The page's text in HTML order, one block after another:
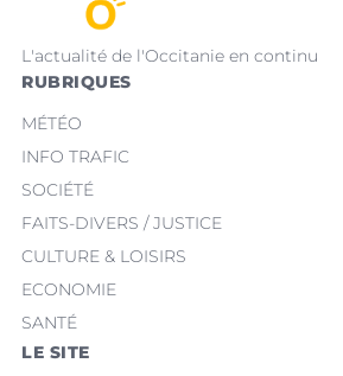
L'actualité de l'Occitanie en continu
RUBRIQUES
MÉTÉO
INFO TRAFIC
SOCIÉTÉ
FAITS-DIVERS / JUSTICE
CULTURE & LOISIRS
ECONOMIE
SANTÉ
LE SITE